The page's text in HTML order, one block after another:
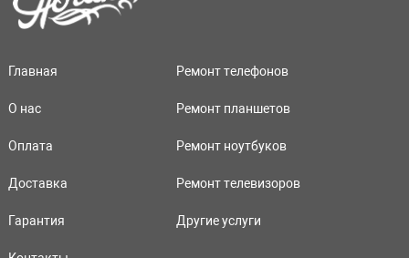
Главная
О нас
Оплата
Доставка
Гарантия
Ремонт телефонов
Ремонт планшетов
Ремонт ноутбуков
Ремонт телевизоров
Другие услуги